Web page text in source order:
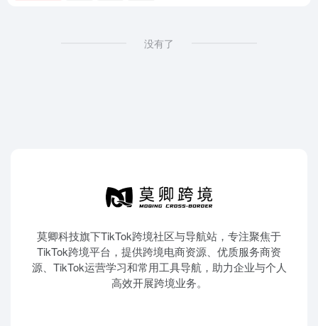
没有了
莫卿科技旗下TikTok跨境社区与导航站，专注聚焦于
TikTok跨境平台，提供跨境电商资源、优质服务商资
源、TikTok运营学习和常用工具导航，助力企业与个人
高效开展跨境业务。